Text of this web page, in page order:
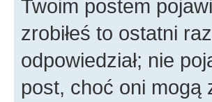
Twoim postem
zrobiłeś to ostatni
odpowiedział; nie
post, choć oni mogą